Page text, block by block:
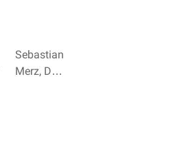
Sebastian
Merz, Dr.